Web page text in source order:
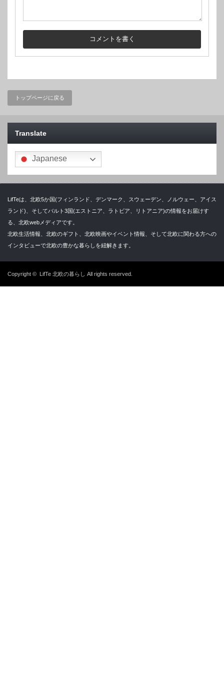
トップページに戻る
Translate
Japanese
LifTeは、北欧5か国(フィンランド、デンマーク、スウェーデン、ノルウェー、アイス
ランド)、そしてバルト3国(エストニア、ラトビア、リトアニア)の情報をお届けす
る、北欧webメディアです。
北欧生活情報、北欧のギフト、北欧映画やイベント情報、そして北欧に関わる方への
インタビューで北欧の豊かな暮らしを紐解きます。
Copyright © LifTe 北欧の暮らし All rights reserved.